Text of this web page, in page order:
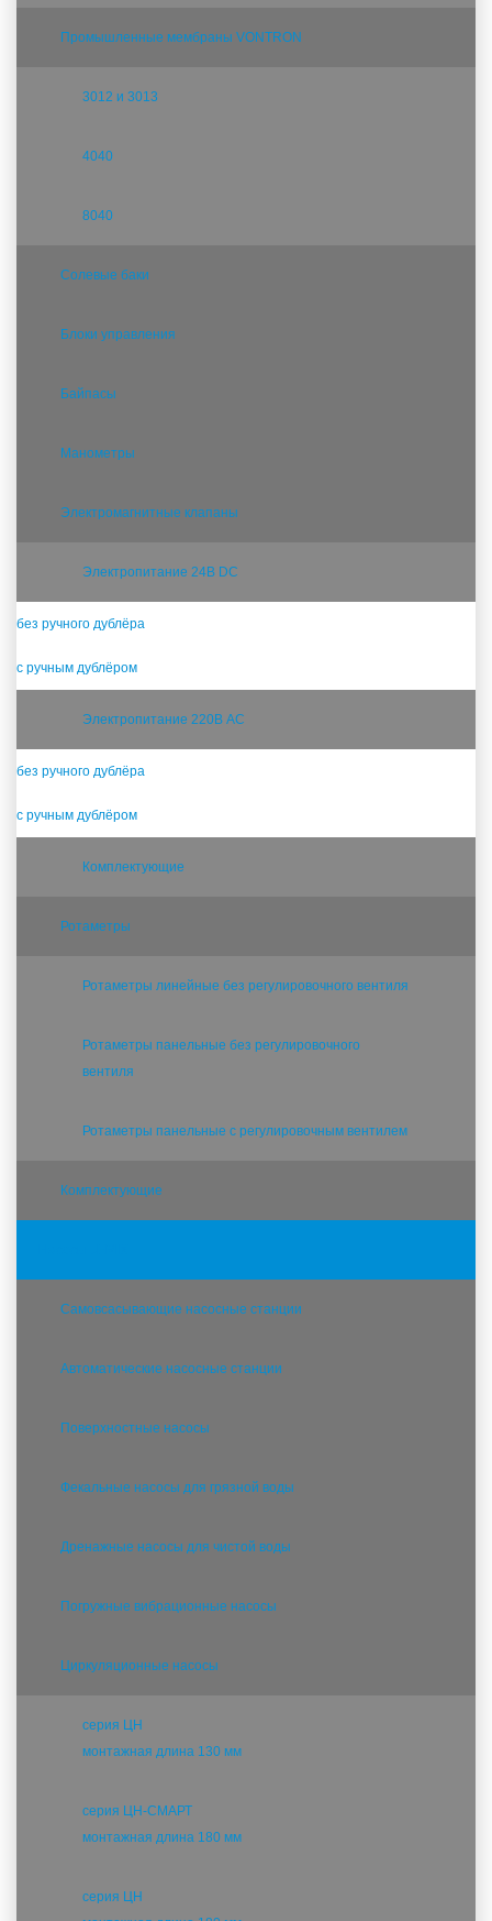
Промышленные мембраны VONTRON
3012 и 3013
4040
8040
Солевые баки
Блоки управления
Байпасы
Манометры
Электромагнитные клапаны
Электропитание 24В DC
без ручного дублёра
с ручным дублёром
Электропитание 220В AC
без ручного дублёра
с ручным дублёром
Комплектующие
Ротаметры
Ротаметры линейные без регулировочного вентиля
Ротаметры панельные без регулировочного
вентиля
Ротаметры панельные с регулировочным вентилем
Комплектующие
Самовсасывающие насосные станции
Автоматические насосные станции
Поверхностные насосы
Фекальные насосы для грязной воды
Дренажные насосы для чистой воды
Погружные вибрационные насосы
Циркуляционные насосы
серия ЦН
монтажная длина 130 мм
серия ЦН-СМАРТ
монтажная длина 180 мм
серия ЦН